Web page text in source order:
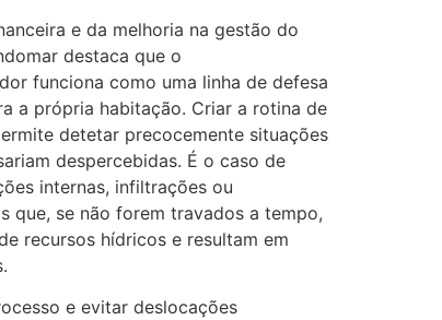
e da melhoria na gestão do
destaca que o
funciona como uma linha de defesa
a própria habitação. Criar a rotina de
detetar precocemente situações
despercebidas. É o caso de
internas, infiltrações ou
que, se não forem travados a tempo,
recursos hídricos e resultam em
e evitar deslocações